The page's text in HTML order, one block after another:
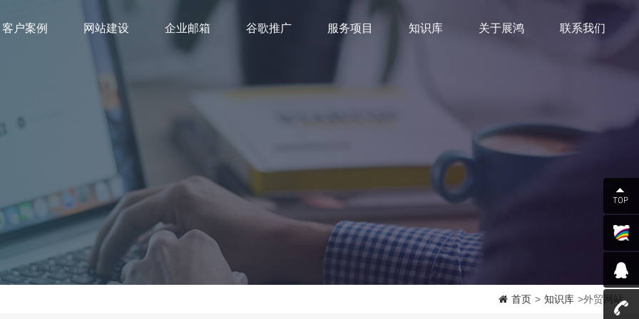
客户案例 网站建设 企业邮箱 谷歌推广 服务项目 知识库 关于展鸿 联系我们
首页 > 知识库 >外贸网站